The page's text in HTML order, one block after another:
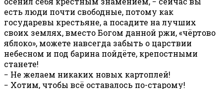
есть люди почти свободные, потому как
государевы крестьяне, а посадите на лучших
своих землях, вместо Богом данной ржи, «чёртово
яблоко», можете навсегда забыть о царствии
небесном и под барина пойдёте, крепостными
станете!
− Не желаем никаких новых картоплей!
− Хотим, чтобы всё оставалось по-старому!